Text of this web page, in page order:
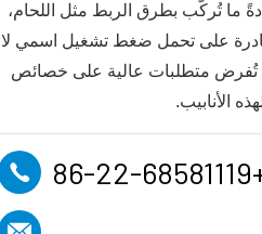
ما تُركّب بطرق الربط مثل اللحام،
على تحمل ضغط تشغيل اسمي لا
تُفرض متطلبات عالية على خصائص
الأنابيب.
+86-